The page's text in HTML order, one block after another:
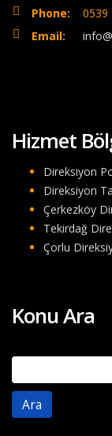
Phone:
0539
Email:
Hizmet
Direksiyon
Direksiyon
Çerkezköy
Tekirdağ
Çorlu
Konu Ara
Arama: